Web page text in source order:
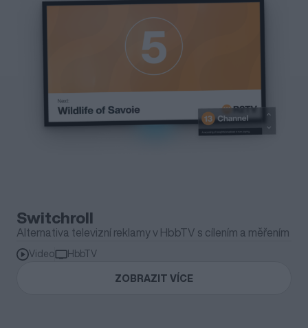
Switchroll
Alternativa televizní reklamy v HbbTV s cílením a měřením
Video
HbbTV
ZOBRAZIT VÍCE